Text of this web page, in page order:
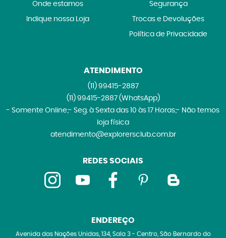
Onde estamos
Indique nossa Loja
Segurança
Trocas e Devoluções
Política de Privacidade
ATENDIMENTO
(11)99415-2887
(11)99415-2887 (WhatsApp)
- Somente Online;- Seg. à Sexta das 10 às 17 Horas;- Não temos
loja física
atendimento@explorersclub.com.br
REDES SOCIAIS
ENDEREÇO
Avenida das Nações Unidas, 134, Sala 3- Centro, São Bernardo do